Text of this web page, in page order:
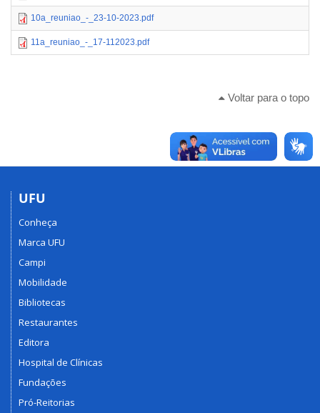
10a_reuniao_-_23-10-2023.pdf
11a_reuniao_-_17-112023.pdf
Voltar para o topo
UFU
Conheça
Marca UFU
Campi
Mobilidade
Bibliotecas
Restaurantes
Editora
Hospital de Clínicas
Fundações
Pró-Reitorias